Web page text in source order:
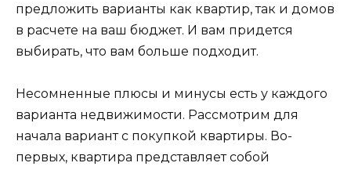
предложить варианты как квартир, так и домов
в расчете на ваш бюджет. И вам придется
выбирать, что вам больше подходит.
Несомненные плюсы и минусы есть у каждого
варианта недвижимости. Рассмотрим для
начала вариант с покупкой квартиры. Во-
первых, квартира представляет собой